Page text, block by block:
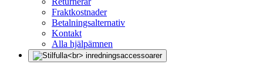
Fraktkostnader
Betalningsalternativ
Kontakt
Alla hjälpämnen